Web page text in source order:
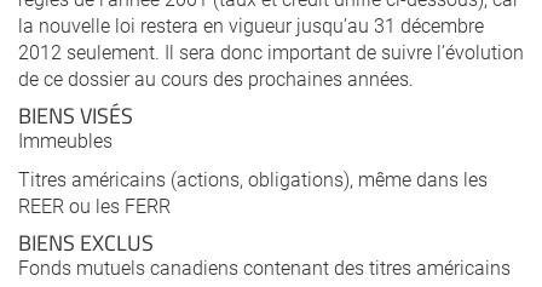
la nouvelle loi restera en vigueur jusqu’au 31 décembre
2012 seulement. Il sera donc important de suivre l’évolution
de ce dossier au cours des prochaines années.
BIENS VISÉS
Immeubles
Titres américains (actions, obligations), même dans les
REER ou les FERR
BIENS EXCLUS
Fonds mutuels canadiens contenant des titres américains